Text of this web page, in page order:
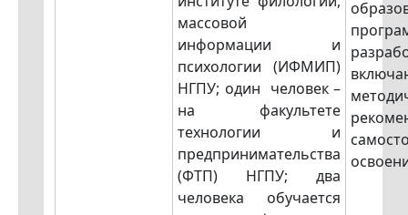
массовой
информации и
психологии (ИФМИП)
НГПУ; один человек –
на факультете
технологии и
предпринимательства
(ФТП) НГПУ; два
человека обучается